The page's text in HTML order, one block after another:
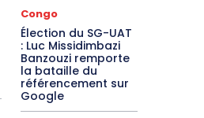
Congo
Élection du SG-UAT
: Luc Missidimbazi
Banzouzi remporte
la bataille du
référencement sur
Google